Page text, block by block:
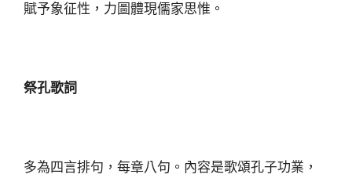
賦予象征性，力圖體現儒家思惟。
祭孔歌詞
多為四言排句，每章八句。內容是歌頌孔子功業，